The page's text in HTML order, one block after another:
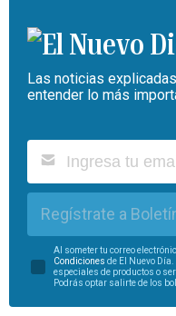
Las noticias
entender lo más
Regístrate a
Al someter tu correo
Condiciones de El Nuevo
especiales de productos o
Podrás optar salirte de los